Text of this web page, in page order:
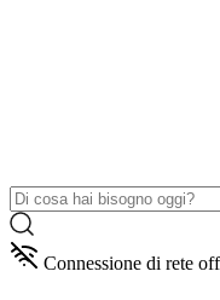
Connessione di rete